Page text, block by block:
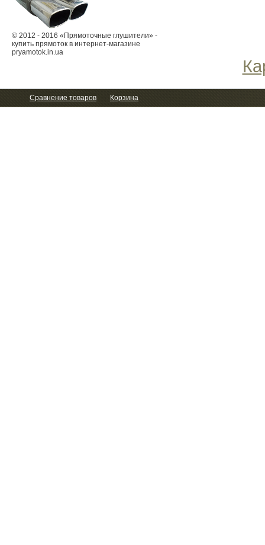
© 2012 - 2016 «Прямоточные глушители» -
купить прямоток в интернет-магазине
pryamotok.in.ua
Сравнение товаров Корзина